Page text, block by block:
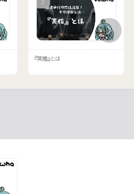
『冥婚』とは